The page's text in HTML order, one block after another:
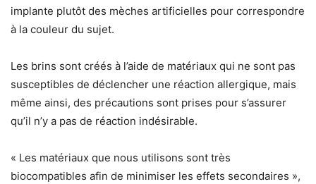
implante plutôt des mèches artificielles pour correspondre
à la couleur du sujet.
Les brins sont créés à l’aide de matériaux qui ne sont pas
susceptibles de déclencher une réaction allergique, mais
même ainsi, des précautions sont prises pour s’assurer
qu’il n’y a pas de réaction indésirable.
« Les matériaux que nous utilisons sont très
biocompatibles afin de minimiser les effets secondaires »,